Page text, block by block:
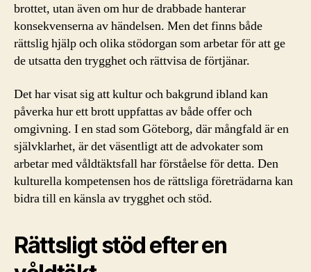
brottet, utan även om hur de drabbade hanterar
konsekvenserna av händelsen. Men det finns både
rättslig hjälp och olika stödorgan som arbetar för att ge
de utsatta den trygghet och rättvisa de förtjänar.
Det har visat sig att kultur och bakgrund ibland kan
påverka hur ett brott uppfattas av både offer och
omgivning. I en stad som Göteborg, där mångfald är en
självklarhet, är det väsentligt att de advokater som
arbetar med våldtäktsfall har förståelse för detta. Den
kulturella kompetensen hos de rättsliga företrädarna kan
bidra till en känsla av trygghet och stöd.
Rättsligt stöd efter en